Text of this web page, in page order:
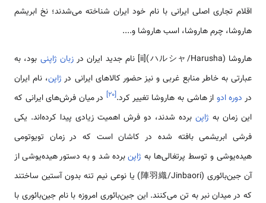
اقلام تجاری اصلی ایرانی با نام خود ایران شناخته می‌شدند؛ نخ ابریشم
هاروشا، چرم هاروشا، اسب هاروشا و....
هاروشا (ハルシャ/Harusha)[ii] نام جدید ایران در زبان ژاپنی بود، به
عبارتی به خاطر منابع غربی و نیز حضور کالاهای ایرانی در ژاپن، نام ایران
در دوره ادو از هاشی به هاروشا تغییر کرد.[۲۰]در میان فرش‌های ایرانی که
این زمان به ژاپن برده شدند، دو فرش اهمیت زیادی پیدا کرده‌اند. یکی
فرشی ابریشمی بافته شده در کاشان است که در زمان تویوتومی
هیده‌یوشی و توسط پرتغالی‌ها به ژاپنبرده شد و به دستور هیده‌یوشی از
آن جین‌بائوری (陣羽織/Jinbaori) یا نوعی نیم تنه بدون آستین ساختند
که در میدان نبر به تن می‌کنند. این جین‌بائوری امروزه با نام جین‌بائوری با